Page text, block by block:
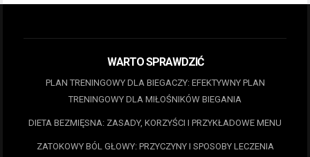
WARTO SPRAWDZIĆ
PLAN TRENINGOWY DLA BIEGACZY: EFEKTYWNY PLAN
TRENINGOWY DLA MIŁOŚNIKÓW BIEGANIA
DIETA BEZMIĘSNA: ZASADY, KORZYŚCI I PRZYKŁADOWE MENU
ZATOKOWY BÓL GŁOWY: PRZYCZYNY I SPOSOBY LECZENIA